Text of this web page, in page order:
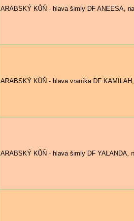
ARABSKÝ KŮŇ - hlava šimly DF ANEESA,
ARABSKÝ KŮŇ - hlava vraníka DF
ARABSKÝ KŮŇ - hlava šimly DF YALANDA,